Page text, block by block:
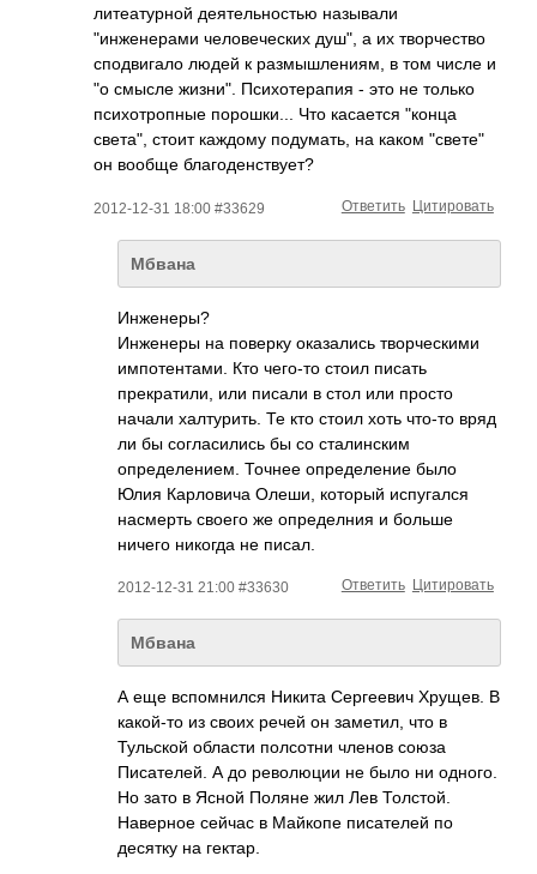
литеатурной деятельностью называли
"инженерами человеческих душ", а их творчество
сподвигало людей к размышлениям, в том числе и
"о смысле жизни". Психотерапия - это не только
психотропные порошки... Что касается "конца
света", стоит каждому подумать, на каком "свете"
он вообще благоденствует?
2012-12-31 18:00 #33629 Цитировать
Ответить
Мбвана
Инженеры?
Инженеры на поверку оказались творческими
импотентами. Кто чего-то стоил писать
прекратили, или писали в стол или просто
начали халтурить. Те кто стоил хоть что-то вряд
ли бы согласились бы со сталинским
определением. Точнее определение было
Юлия Карловича Олеши, который испугался
насмерть своего же определния и больше
ничего никогда не писал.
2012-12-31 21:00 #33630 Цитировать
Ответить
Мбвана
А еще вспомнился Никита Сергеевич Хрущев. В
какой-то из своих речей он заметил, что в
Тульской области полсотни членов союза
Писателей. А до революции не было ни одного.
Но зато в Ясной Поляне жил Лев Толстой.
Наверное сейчас в Майкопе писателей по
десятку на гектар.